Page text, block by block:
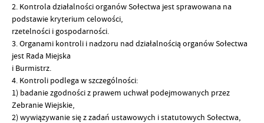
2. Kontrola działalności organów Sołectwa jest sprawowana na
podstawie kryterium celowości,
rzetelności i gospodarności.
3. Organami kontroli i nadzoru nad działalnością organów Sołectwa
jest Rada Miejska
i Burmistrz.
4. Kontroli podlega w szczególności:
1) badanie zgodności z prawem uchwał podejmowanych przez
Zebranie Wiejskie,
2) wywiązywanie się z zadań ustawowych i statutowych Sołectwa,